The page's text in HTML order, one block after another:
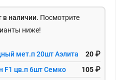
в наличии. Посмотрите
ниже!
мет.п 20шт Аэлита
20 ₽
F1 цв.п 6шт Семко
105 ₽